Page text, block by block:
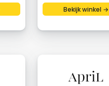
Bekijk winkel →